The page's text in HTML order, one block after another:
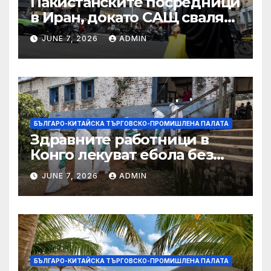
в Иран, докато САЩ свалят
дронове, Ливан търси мир
JUNE 7, 2026 ADMIN
БЪЛГАРО-КИТАЙСКА ТЪРГОВСКО-ПРОМИШЛЕНА ПАЛАТА
Здравните работници в
Конго лекуват ебола без
заплащане, докато СЗО
търси ресурси
JUNE 7, 2026 ADMIN
БЪЛГАРО-КИТАЙСКА ТЪРГОВСКО-ПРОМИШЛЕНА ПАЛАТА